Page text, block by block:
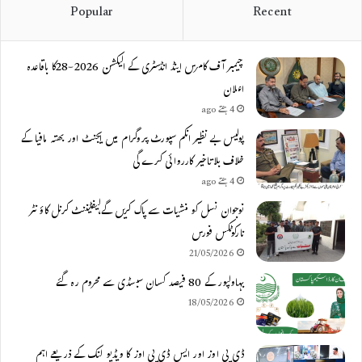
Recent
Popular
چیمبر آف کامرس اینڈ انڈسٹری کے الیکشن 2026-28کا باقاعدہ
اعلان
4 ہفتے ago
پولیس بے نظیر انکم سپورٹ پروگرام میں ایجنٹ اور بھتہ مافیا کے
خلاف بلاتاخیر کارروائی کرے گی
4 ہفتے ago
نوجوان نسل کو منشیات سے پاک کریں گے،لیفٹیننٹ کرنل کاؤنٹر
نارکوٹکس فورس
21/05/2026
بہاولپور کے 80 فیصد کسان سبسڈی سے محروم رہ گئے
18/05/2026